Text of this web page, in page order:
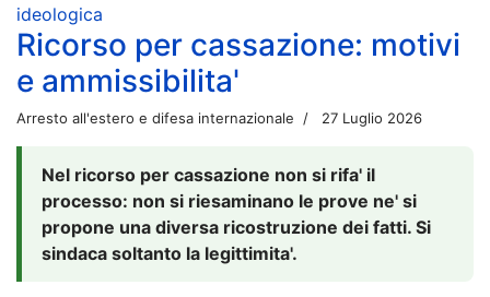
ideologica
Ricorso per cassazione: motivi
e ammissibilita'
Arresto all'estero e difesa internazionale 27 Luglio 2026
Nel ricorso per cassazione non si rifa' il
processo: non si riesaminano le prove ne' si
propone una diversa ricostruzione dei fatti. Si
sindaca soltanto la legittimita'.